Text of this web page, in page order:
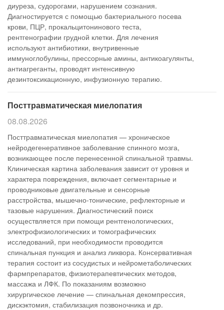
диуреза, судорогами, нарушением сознания.
Диагностируется с помощью бактериального посева
крови, ПЦР, прокальцитонинового теста,
рентгенографии грудной клетки. Для лечения
используют антибиотики, внутривенные
иммуноглобулины, прессорные амины, антикоагулянты,
антиагреганты, проводят интенсивную
дезинтоксикационную, инфузионную терапию.
Посттравматическая миелопатия
08.08.2026
Посттравматическая миелопатия — хроническое
нейродегенеративное заболевание спинного мозга,
возникающее после перенесенной спинальной травмы.
Клиническая картина заболевания зависит от уровня и
характера повреждения, включает сегментарные и
проводниковые двигательные и сенсорные
расстройства, мышечно-тонические, рефлекторные и
тазовые нарушения. Диагностический поиск
осуществляется при помощи рентгенологических,
электрофизиологических и томографических
исследований, при необходимости проводится
спинальная пункция и анализ ликвора. Консервативная
терапия состоит из сосудистых и нейрометаболических
фармпрепаратов, физиотерапевтических методов,
массажа и ЛФК. По показаниям возможно
хирургическое лечение — спинальная декомпрессия,
дискэктомия, стабилизация позвоночника и др.